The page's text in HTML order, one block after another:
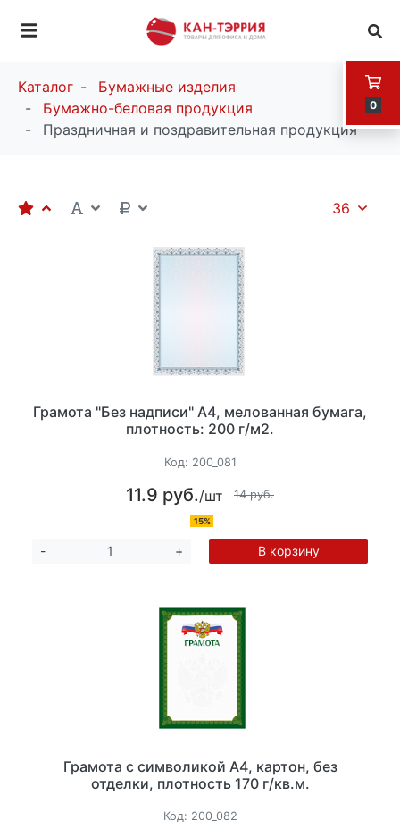
0
Каталог
Бумажные изделия
Бумажно-беловая продукция
Праздничная и поздравительная продукция
36
Грамота "Без надписи" А4, мелованная бумага,
плотность: 200 г/м2.
Код: 200_081
11.9 руб./шт 14 руб.
15%
- + В корзину
Грамота с символикой А4, картон, без
отделки, плотность 170 г/кв.м.
Код: 200_082